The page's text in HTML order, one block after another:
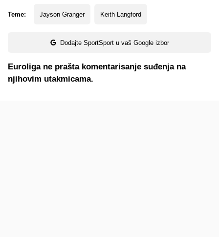
Teme: Jayson Granger Keith Langford
Dodajte SportSport u vaš Google izbor
Euroliga ne prašta komentarisanje suđenja na
njihovim utakmicama.